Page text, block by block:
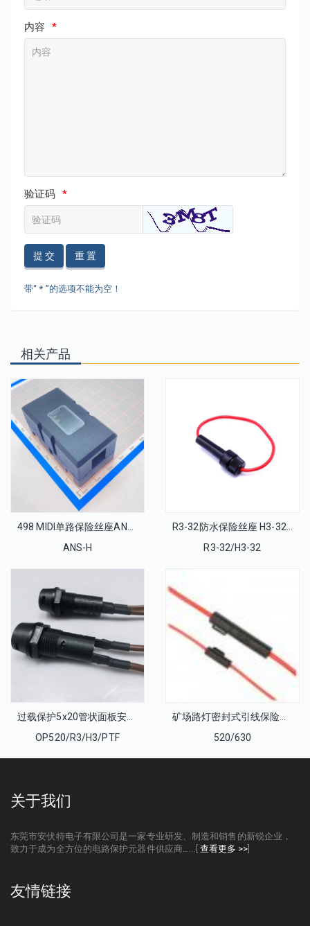
内容 *
验证码 *
提 交 重 置
带“ * ”的选项不能为空！
相关产品
ANS-H
R3-32/H3-32
OP520/R3/H3/PTF
520/630
关于我们
东莞市安伏特电子有限公司是一家专业研发、制造和销售的新锐企业，
致力于成为全方位的电路保护元器件供应商......[ 查看更多 >>
友情链接